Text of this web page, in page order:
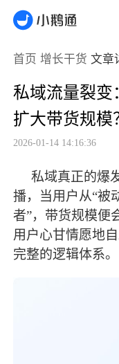
首页 增长干货 文章
私域流量裂变
扩大带货规模
2026-01-14 14:16:36
私域真正的爆
播，当用户从“被
者”，带货规模便
用户心甘情愿地
完整的逻辑体系。